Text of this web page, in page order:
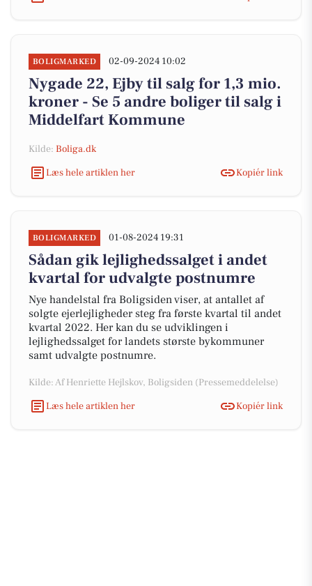
BOLIGMARKED 02-09-2024 10:02
Nygade 22, Ejby til salg for 1,3 mio.
kroner - Se 5 andre boliger til salg i
Middelfart Kommune
Kilde: Boliga.dk
Læs hele artiklen her
Kopiér link
BOLIGMARKED 01-08-2024 19:31
Sådan gik lejlighedssalget i andet
kvartal for udvalgte postnumre
Nye handelstal fra Boligsiden viser, at antallet af
solgte ejerlejligheder steg fra første kvartal til andet
kvartal 2022. Her kan du se udviklingen i
lejlighedssalget for landets største bykommuner
samt udvalgte postnumre.
Kilde: Af Henriette Hejlskov, Boligsiden (Pressemeddelelse)
Læs hele artiklen her
Kopiér link